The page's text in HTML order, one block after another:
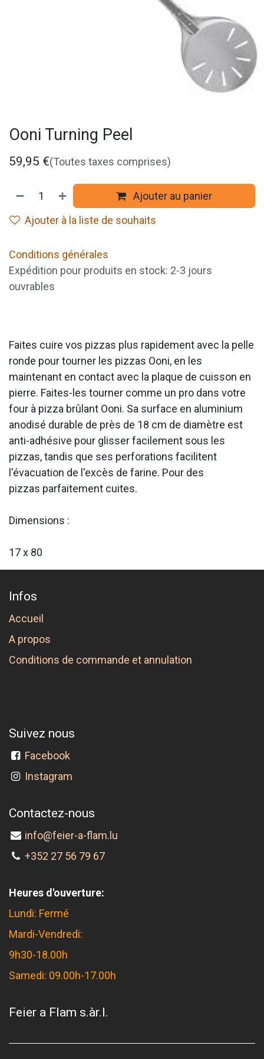
Ooni Turning Peel
59,95 €(Toutes taxes comprises)
Ajouter au panier
Ajouter à la liste de souhaits
Conditions générales
Expédition pour produits en stock: 2-3 jours
ouvrables
Faites cuire vos pizzas plus rapidement avec la pelle
ronde pour tourner les pizzas Ooni, en les
maintenant en contact avec la plaque de cuisson en
pierre. Faites-les tourner comme un pro dans votre
four à pizza brûlant Ooni. Sa surface en aluminium
anodisé durable de près de 18 cm de diamètre est
anti-adhésive pour glisser facilement sous les
pizzas, tandis que ses perforations facilitent
l'évacuation de l'excès de farine. Pour des
pizzas parfaitement cuites.
Dimensions :
17 x 80
Infos
Accueil
A propos
Conditions de commande et annulation
Suivez nous
Facebook
Instagram
Contactez-nous
info@feier-a-flam.lu
+352 27 56 79 67
Heures d'ouverture:
Lundi: Fermé
Mardi-Vendredi:
9h30-18.00h
Samedi: 09.00h-17.00h
Feier a Flam s.àr.l.